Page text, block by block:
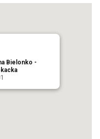
Bielonko -